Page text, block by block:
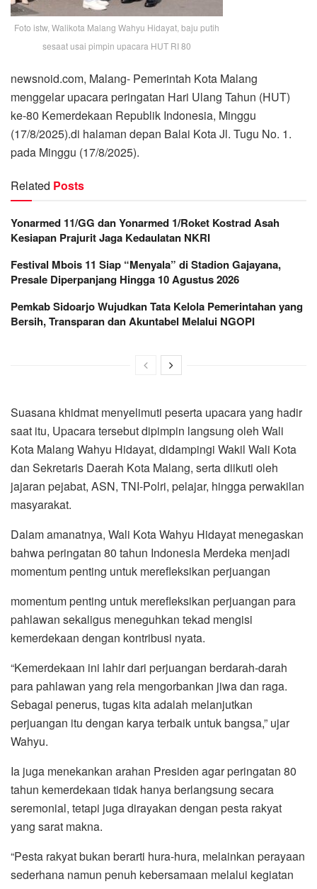
Foto istw, Walikota Malang Wahyu Hidayat, baju putih
sesaat usai pimpin upacara HUT RI 80
newsnoid.com, Malang- Pemerintah Kota Malang
menggelar upacara peringatan Hari Ulang Tahun (HUT)
ke-80 Kemerdekaan Republik Indonesia, Minggu
(17/8/2025).di halaman depan Balai Kota Jl. Tugu No. 1.
pada Minggu (17/8/2025).
Related Posts
Yonarmed 11/GG dan Yonarmed 1/Roket Kostrad Asah
Kesiapan Prajurit Jaga Kedaulatan NKRI
Festival Mbois 11 Siap “Menyala” di Stadion Gajayana,
Presale Diperpanjang Hingga 10 Agustus 2026
Pemkab Sidoarjo Wujudkan Tata Kelola Pemerintahan yang
Bersih, Transparan dan Akuntabel Melalui NGOPI
Suasana khidmat menyelimuti peserta upacara yang hadir
saat itu, Upacara tersebut dipimpin langsung oleh Wali
Kota Malang Wahyu Hidayat, didampingi Wakil Wali Kota
dan Sekretaris Daerah Kota Malang, serta diikuti oleh
jajaran pejabat, ASN, TNI-Polri, pelajar, hingga perwakilan
masyarakat.
Dalam amanatnya, Wali Kota Wahyu Hidayat menegaskan
bahwa peringatan 80 tahun Indonesia Merdeka menjadi
momentum penting untuk merefleksikan perjuangan
momentum penting untuk merefleksikan perjuangan para
pahlawan sekaligus meneguhkan tekad mengisi
kemerdekaan dengan kontribusi nyata.
“Kemerdekaan ini lahir dari perjuangan berdarah-darah
para pahlawan yang rela mengorbankan jiwa dan raga.
Sebagai penerus, tugas kita adalah melanjutkan
perjuangan itu dengan karya terbaik untuk bangsa,” ujar
Wahyu.
Ia juga menekankan arahan Presiden agar peringatan 80
tahun kemerdekaan tidak hanya berlangsung secara
seremonial, tetapi juga dirayakan dengan pesta rakyat
yang sarat makna.
“Pesta rakyat bukan berarti hura-hura, melainkan perayaan
sederhana namun penuh kebersamaan melalui kegiatan